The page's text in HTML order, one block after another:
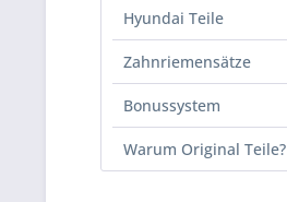
Hyundai Teile
Zahnriemensätze
Bonussystem
Warum Original Teile?